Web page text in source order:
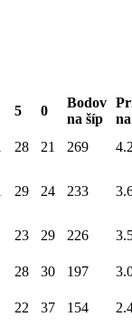
5 0
Bodov
na šíp
28 21 269
29 24 233
23 29 226
28 30 197
22 37 154